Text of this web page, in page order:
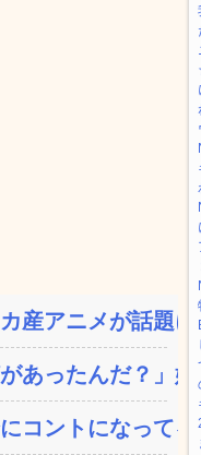
産アニメが話題
あったんだ？」嫁
コントになって